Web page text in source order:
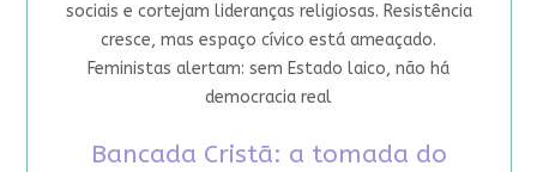
sociais e cortejam lideranças religiosas. Resistência
cresce, mas espaço cívico está ameaçado.
Feministas alertam: sem Estado laico, não há
democracia real
Bancada Cristã: a tomada do